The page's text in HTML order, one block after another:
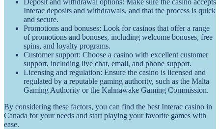
Interac deposits and withdrawals, and that the process is quick
and secure.
Promotions and bonuses: Look for casinos that offer a range
of promotions and bonuses, including welcome bonuses, free
spins, and loyalty programs.
Customer support: Choose a casino with excellent customer
support, including live chat, email, and phone support.
Licensing and regulation: Ensure the casino is licensed and
regulated by a reputable gaming authority, such as the Malta
Gaming Authority or the Kahnawake Gaming Commission.
By considering these factors, you can find the best Interac casino in
Canada for your needs and start playing your favorite games with
ease.